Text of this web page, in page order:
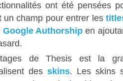
ont été pensées
un champ pour entrer les
Google Authorship en
de Thesis est la
des skins. Les skins